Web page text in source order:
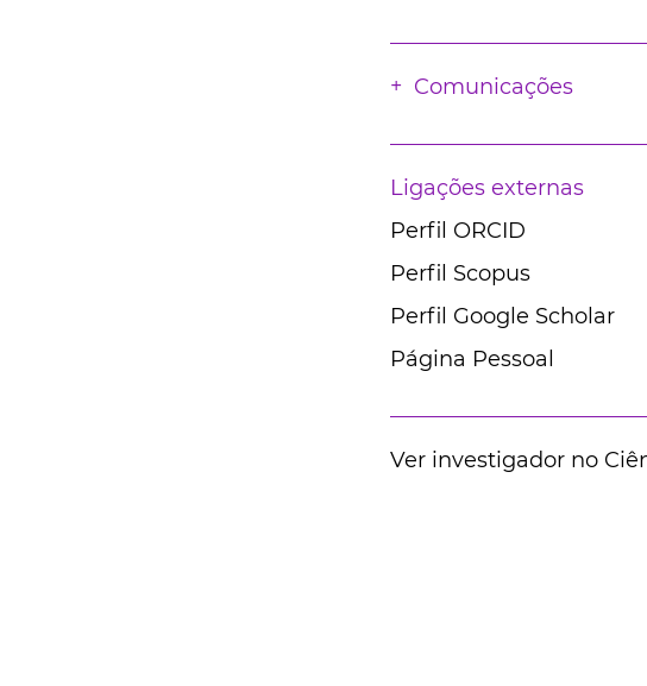
Comunicações
Ligações externas
Perfil ORCID
Perfil Scopus
Perfil Google Scholar
Página Pessoal
Ver investigador no